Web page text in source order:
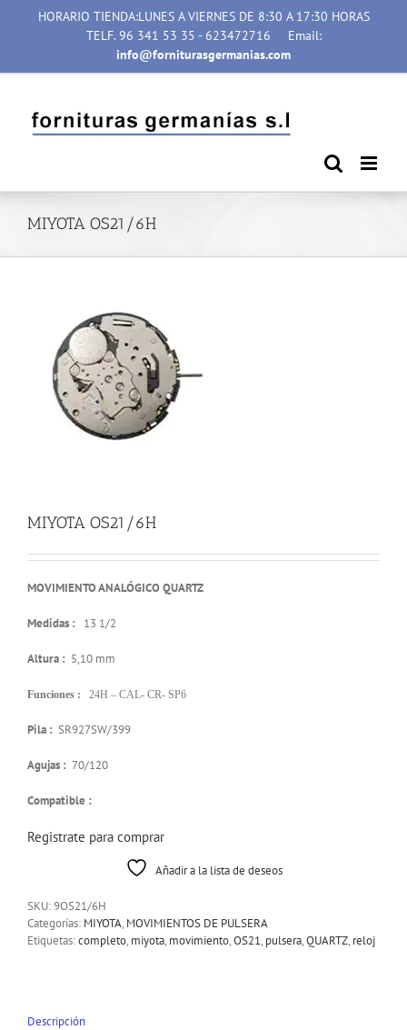
HORARIO TIENDA:LUNES A VIERNES DE 8:30 A 17:30 HORAS
TELF. 96 341 53 35 - 623472716
Email:
info@forniturasgermanias.com
MIYOTA OS21/6H
MIYOTA OS21/6H
MOVIMIENTO ANALÓGICO QUARTZ
Medidas : 13 1/2
Altura : 5,10 mm
Funciones : 24H – CAL- CR- SP6
Pila : SR927SW/399
Agujas : 70/120
Compatible :
Registrate para comprar
Añadir a la lista de deseos
SKU:9OS21/6H
Categorías: MIYOTA, MOVIMIENTOS DE PULSERA
Etiquetas:completo, miyota, movimiento,OS21, pulsera,QUARTZ, reloj
Descripción